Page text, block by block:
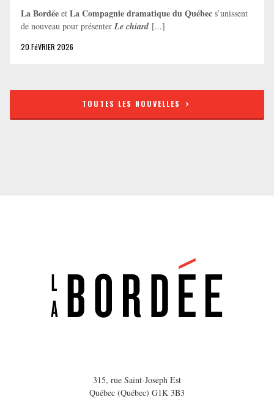
La Bordée et La Compagnie dramatique du Québec s’unissent
de nouveau pour présenter Le chiard [...]
20 FéVRIER 2026
TOUTES LES NOUVELLES
315, rue Saint-Joseph Est
Québec (Québec) G1K 3B3